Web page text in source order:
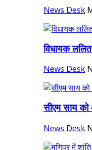
News Desk
विधायक
News Desk
सीएम साय को
News Desk